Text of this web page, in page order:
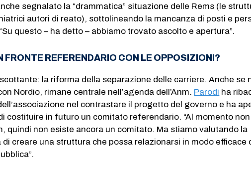
segnalato la “drammatica” situazione delle Rems (le
autori di reato), sottolineando la mancanza di posti e
questo – ha detto – abbiamo trovato ascolto e apertura”.
FRONTE REFERENDARIO CON LE OPPOSIZIONI?
la riforma della separazione delle carriere. Anche se
Nordio, rimane centrale nell’agenda dell’Anm. Parodi ha
nel contrastare il progetto del governo e ha
costituire in futuro un comitato referendario. “Al momento non
quindi non esiste ancora un comitato. Ma stiamo valutando la
creare una struttura che possa relazionarsi in modo efficace